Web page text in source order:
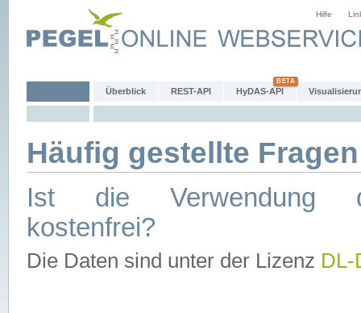
Hilfe
Überblick REST-API HyDAS-API
Häufig gestellte
Ist die Verwendung
kostenfrei?
Die Daten sind unter der Lizenz